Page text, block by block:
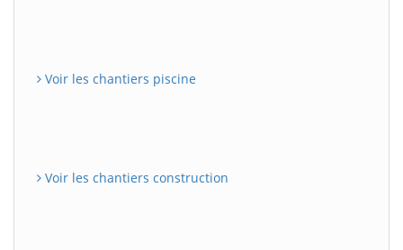
Voir les chantiers piscine
Voir les chantiers construction